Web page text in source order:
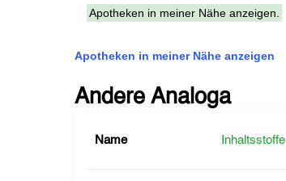
Apotheken in meiner Nähe anzeigen.
Apotheken in meiner Nähe anzeigen
Andere Analoga
Name Inhaltsstoffe